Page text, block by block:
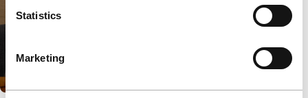
Statistics
Marketing